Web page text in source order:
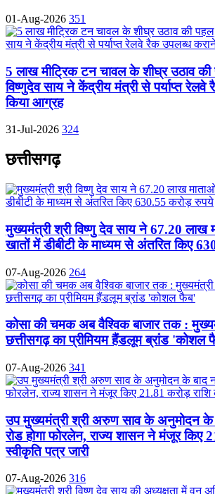
01-Aug-2026 351
5 लाख मीट्रिक टन चावल के शीघ्र उठाव
विष्णुदेव साय ने केंद्रीय मंत्री से पर्याप्त
किया आग्रह
31-Jul-2026 324
छत्तीसगढ़
मुख्यमंत्री श्री विष्णु देव साय ने 67.20
खातों में डीबीटी के माध्यम से अंतरित किए
07-Aug-2026 264
कोसा की चमक अब वैश्विक बाजार तक :
छत्तीसगढ़ का प्रीमियम हैंडलूम ब्रांड 'कोशल
07-Aug-2026 341
उप मुख्यमंत्री श्री अरुण साव के अनुमोदन के
रोड होगा फोरलेन, राज्य शासन ने मंजूर किए
स्वीकृति पत्र जारी
07-Aug-2026 316